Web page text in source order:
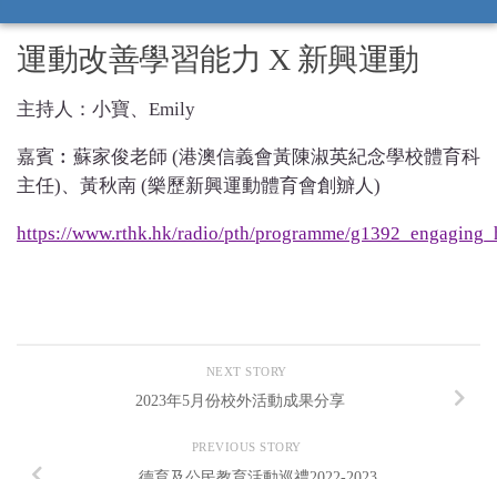
運動改善學習能力 X 新興運動
主持人：小寶、Emily
嘉賓︰蘇家俊老師 (港澳信義會黃陳淑英紀念學校體育科
主任)、黃秋南 (樂歷新興運動體育會創辧人)
https://www.rthk.hk/radio/pth/programme/
NEXT STORY
2023年5月份校外活動成果分享
PREVIOUS STORY